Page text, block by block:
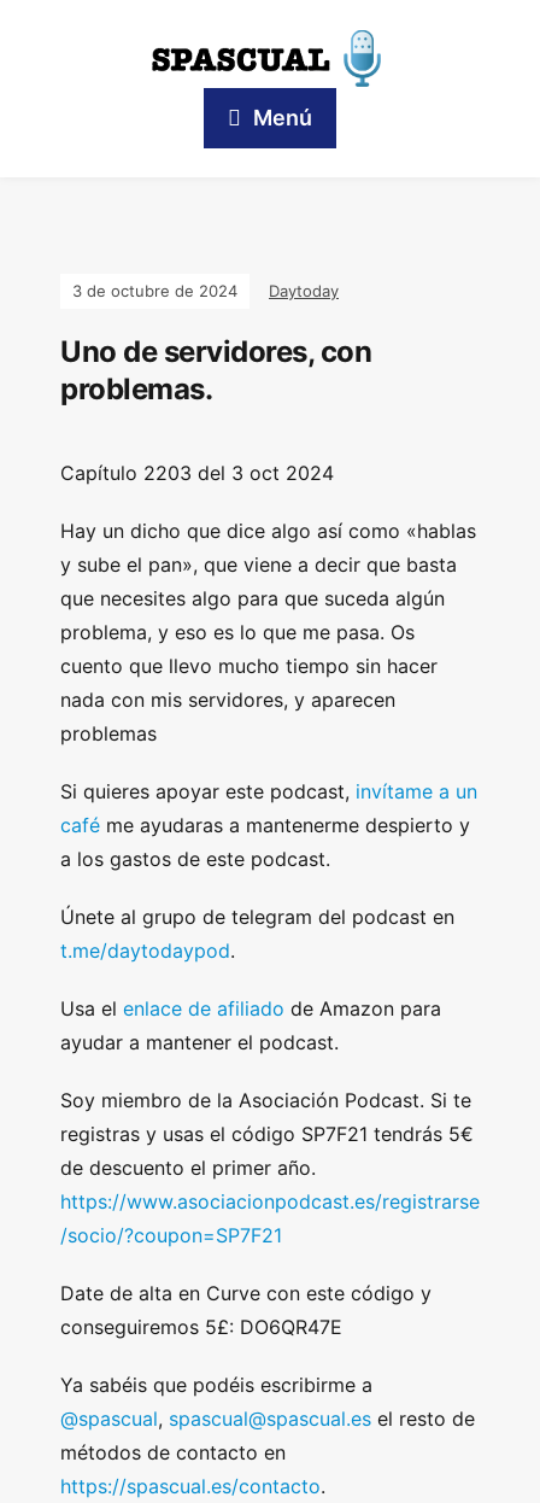
Menú
3 de octubre de 2024 Daytoday
Uno de servidores, con
problemas.
Capítulo 2203 del 3 oct 2024
Hay un dicho que dice algo así como «hablas
y sube el pan», que viene a decir que basta
que necesites algo para que suceda algún
problema, y eso es lo que me pasa. Os
cuento que llevo mucho tiempo sin hacer
nada con mis servidores, y aparecen
problemas
Si quieres apoyar este podcast, invítame a un
café me ayudaras a mantenerme despierto y
a los gastos de este podcast.
Únete al grupo de telegram del podcast en
t.me/daytodaypod.
Usa el enlace de afiliado de Amazon para
ayudar a mantener el podcast.
Soy miembro de la Asociación Podcast. Si te
registras y usas el código SP7F21 tendrás 5€
de descuento el primer año.
https://www.asociacionpodcast.es/registrarse
/socio/?coupon=SP7F21
Date de alta en Curve con este código y
conseguiremos 5£: DO6QR47E
Ya sabéis que podéis escribirme a
@spascual, spascual@spascual.es el resto de
métodos de contacto en
https://spascual.es/contacto.